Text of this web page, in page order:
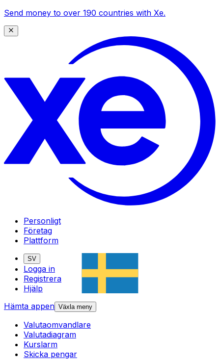
Send money to over 190 countries with Xe.
Personligt
Företag
Plattform
SV
Logga in
Registrera
Hjälp
Hämta appen Växla meny
Valutaomvandlare
Valutadiagram
Kurslarm
Skicka pengar